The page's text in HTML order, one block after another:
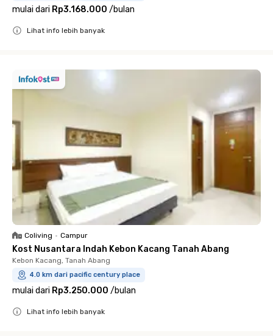
mulai dari Rp3.168.000 /bulan
Lihat info lebih banyak
Coliving • Campur
Kost Nusantara Indah Kebon Kacang Tanah Abang
Kebon Kacang, Tanah Abang
4.0 km dari pacific century place
mulai dari Rp3.250.000 /bulan
Lihat info lebih banyak